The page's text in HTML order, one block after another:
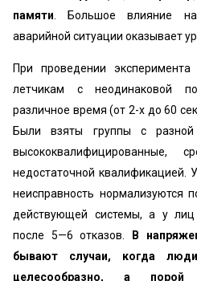
памяти . Большое влияние
аварийной ситуации оказывает
При проведении
летчикам с неодинаковой
различное время (от 2-х до 60
Были взяты группы с разной
высококвалифицированные,
недостаточной квалификацией.
неисправность нормализуются
действующей системы, а у
после 5—6 отказов.
В
бывают случаи, когда
целесообразно, а